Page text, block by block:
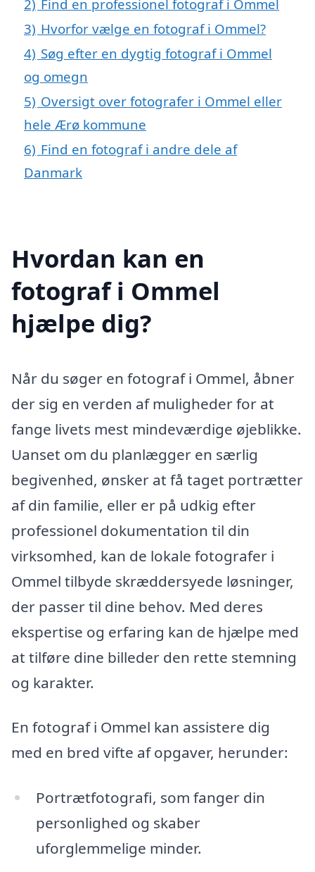
2) Find en professionel fotograf i Ommel
3) Hvorfor vælge en fotograf i Ommel?
4) Søg efter en dygtig fotograf i Ommel
og omegn
5) Oversigt over fotografer i Ommel eller
hele Ærø kommune
6) Find en fotograf i andre dele af
Danmark
Hvordan kan en
fotograf i Ommel
hjælpe dig?
Når du søger en fotograf i Ommel, åbner
der sig en verden af muligheder for at
fange livets mest mindeværdige øjeblikke.
Uanset om du planlægger en særlig
begivenhed, ønsker at få taget portrætter
af din familie, eller er på udkig efter
professionel dokumentation til din
virksomhed, kan de lokale fotografer i
Ommel tilbyde skræddersyede løsninger,
der passer til dine behov. Med deres
ekspertise og erfaring kan de hjælpe med
at tilføre dine billeder den rette stemning
og karakter.
En fotograf i Ommel kan assistere dig
med en bred vifte af opgaver, herunder:
Portrætfotografi, som fanger din
personlighed og skaber
uforglemmelige minder.